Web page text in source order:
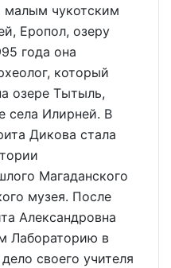
малым чукотским
Еропол, озеру
года она
который
озере Тытыль,
села Илирней. В
Дикова стала
Магаданского
музея. После
Александровна
Лабораторию в
своего учителя